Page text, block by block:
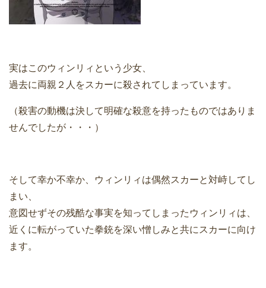
実はこのウィンリィという少女、
過去に両親２人をスカーに殺されてしまっています。
（殺害の動機は決して明確な殺意を持ったものではありま
せんでしたが・・・）
そして幸か不幸か、ウィンリィは偶然スカーと対峙してし
まい、
意図せずその残酷な事実を知ってしまったウィンリィは、
近くに転がっていた拳銃を深い憎しみと共にスカーに向け
ます。